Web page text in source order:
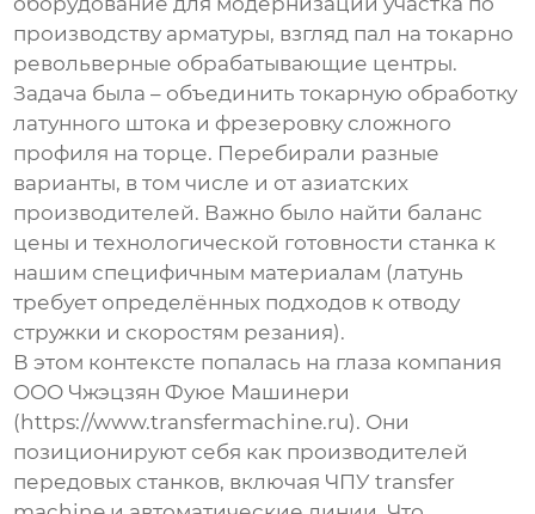
производству арматуры, взгляд пал натокарно
револьверные обрабатывающие центры.
Задача была – объединить токарную обработку
латунного штока и фрезеровку сложного
профиля на торце. Перебирали разные
варианты, в том числе и от азиатских
производителей. Важно было найти баланс
цены и технологической готовности станка к
нашим специфичным материалам (латунь
требует определённых подходов к отводу
стружки и скоростям резания).
В этом контексте попалась на глаза компания
ООО Чжэцзян Фуюе Машинери
( https://www.transfermachine.ru). Они
позиционируют себя как производителей
передовых станков, включая ЧПУ transfer